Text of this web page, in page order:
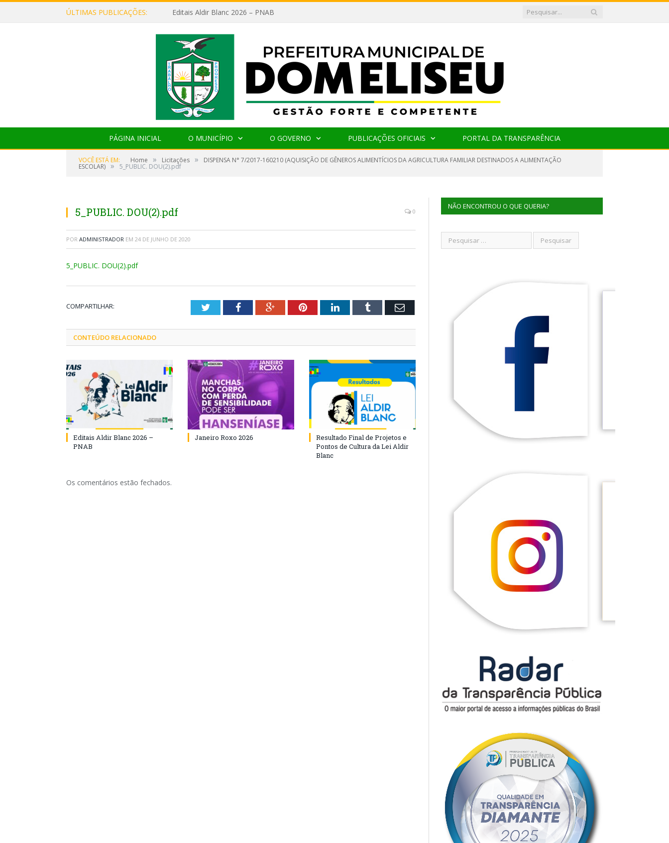
ÚLTIMAS PUBLICAÇÕES: Editais Aldir Blanc 2026 – PNAB
PÁGINA INICIAL O MUNICÍPIO O GOVERNO PUBLICAÇÕES OFICIAIS PORTAL DA TRANSPARÊNCIA
VOCÊ ESTÁ EM: Home » Licitações » DISPENSA N° 7/2017-160210 (AQUISIÇÃO DE GÊNEROS ALIMENTÍCIOS DA AGRICULTURA FAMILIAR DESTINADOS A ALIMENTAÇÃO
ESCOLAR) » 5_PUBLIC. DOU(2).pdf
5_PUBLIC. DOU(2).pdf 0
POR ADMINISTRADOR EM 24 DE JUNHO DE 2020
5_PUBLIC. DOU(2).pdf
COMPARTILHAR: TwitterFacebookGoogle+PinterestLinkedInTumblr Email
CONTEÚDO RELACIONADO
Editais Aldir Blanc 2026 –
PNAB
Janeiro Roxo 2026
Resultado Final de Projetos e
Pontos de Cultura da Lei Aldir
Blanc
Os comentários estão fechados.
NÃO ENCONTROU O QUE QUERIA?